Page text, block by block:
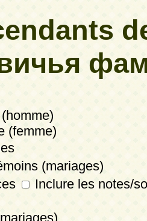
(femme)
(mariages)
Inclure les notes/